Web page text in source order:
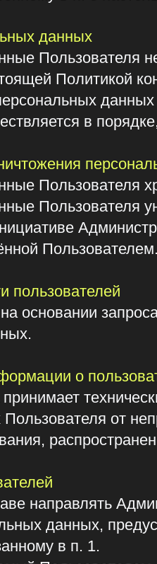
персональных
Пользователя
Пользователем.
о пользователях
технические
от
распространения,
направлять
данных,
в п. 1.
удостоверяющего
документа
обратной связи;
его представителя.
на фирменном бланке;
обратной связи;